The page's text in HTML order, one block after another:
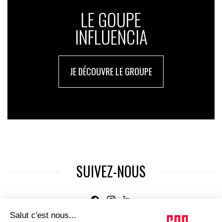
LE GOUPE
INFLUENCIA
JE DÉCOUVRE LE GROUPE
SUIVEZ-NOUS